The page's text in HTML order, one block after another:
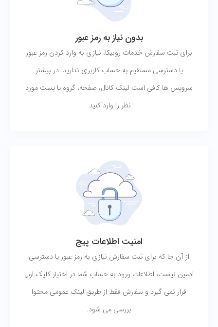
بدون نیاز به رمز عبور
برای ثبت سفارش خدمات روبیکا، نیازی به وارد کردن رمز عبور
یا دسترسی مستقیم به حساب کاربری ندارید. در بیشتر
سرویس ها کافی است لینک کانال، صفحه، گروه یا پست مورد
نظر را وارد کنید.
امنیت اطلاعات پیج
از آن جا که برای ثبت سفارش نیازی به رمز عبور یا دسترسی
ادمین نیست، اطلاعات ورود به حساب شما در اختیار کلیک اول
قرار نمی گیرد و سفارش فقط از طریق لینک عمومی محتوا
بررسی می شود.